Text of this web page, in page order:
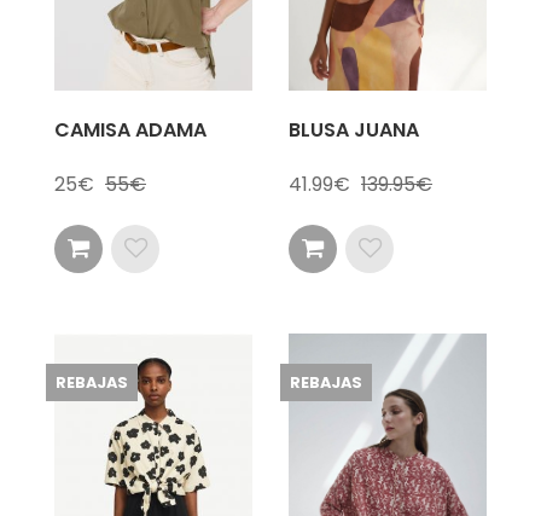
CAMISA ADAMA
25 55
BLUSA JUANA
41.99 139.95
REBAJAS REBAJAS